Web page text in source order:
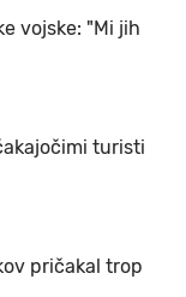
vojske: "Mi jih
turisti
pričakal trop